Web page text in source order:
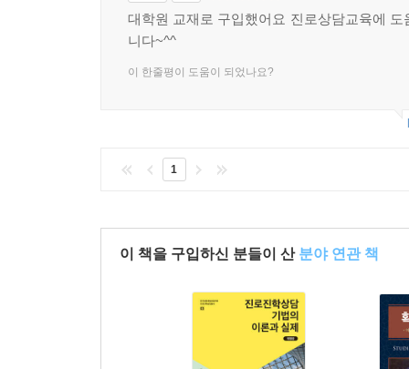
대학원 교재로 구입했어요 진로상담교육에 도
니다~^^
이 한줄평이 도움이 되었나요?
1
이 책을 구입하신 분들이 산 분야 연관 책